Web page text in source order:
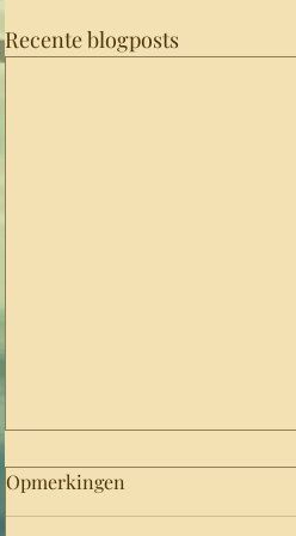
Recente blogposts
Opmerkingen